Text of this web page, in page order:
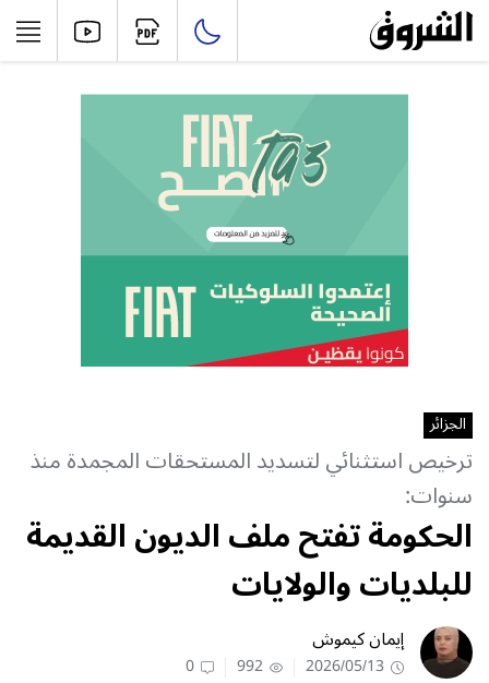
الجزائر
ترخيص استثنائي لتسديد المستحقات المجمدة منذ
سنوات:
الحكومة تفتح ملف الديون القديمة
للبلديات والولايات
إيمان كيموش
2026/05/13
992
0